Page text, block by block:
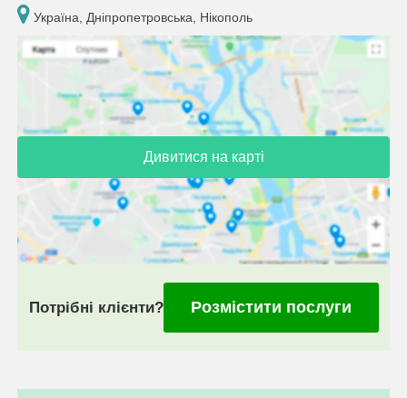
Україна, Дніпропетровська, Нікополь
Дивитися на карті
Потрібні клієнти? Розмістити послуги